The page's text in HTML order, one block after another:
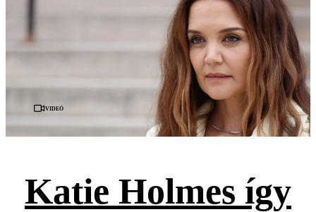
Videó
Katie Holmes így